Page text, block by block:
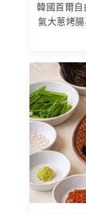
韓國首爾自
氣大蔥烤